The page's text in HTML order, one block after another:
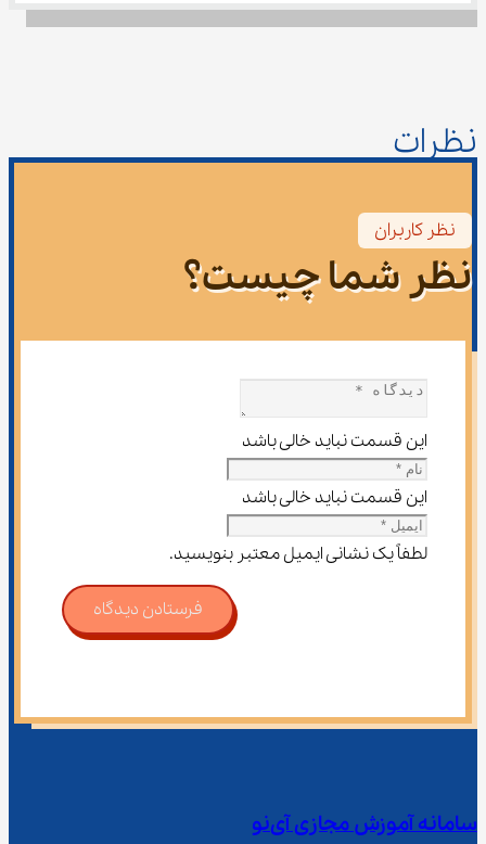
نظرات
نظر کاربران
نظر شما چیست؟
این قسمت نباید خالی باشد
این قسمت نباید خالی باشد
لطفاً یک نشانی ایمیل معتبر بنویسید.
فرستادن دیدگاه
سامانه آموزش مجازی آی‌نو